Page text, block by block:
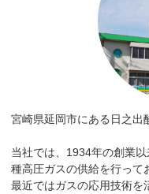
宮崎県延岡市にある日之出
当社では、1934年の創業
種高圧ガスの供給を行って
最近ではガスの応用技術を